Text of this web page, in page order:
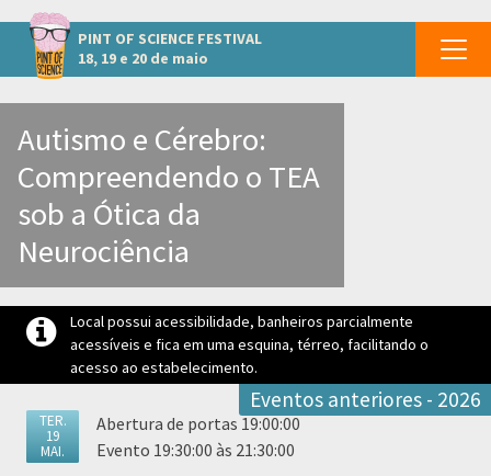
PINT OF SCIENCE FESTIVAL
18, 19 e 20 de maio
Outros eventos em Indaiatuba
Autismo e Cérebro:
Compreendendo o TEA
sob a Ótica da
Neurociência
Local possui acessibilidade, banheiros parcialmente
acessíveis e fica em uma esquina, térreo, facilitando o
acesso ao estabelecimento.
Eventos anteriores - 2026
TER.
19
MAI.
Abertura de portas 19:00:00
Evento 19:30:00 às 21:30:00